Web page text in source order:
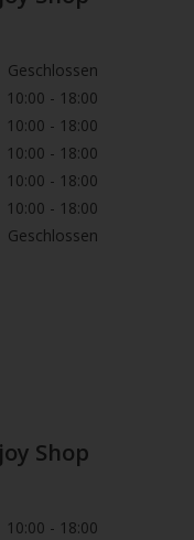
Geschlossen
10:00 - 18:00
10:00 - 18:00
10:00 - 18:00
10:00 - 18:00
10:00 - 18:00
Geschlossen
Shop
10:00 - 18:00